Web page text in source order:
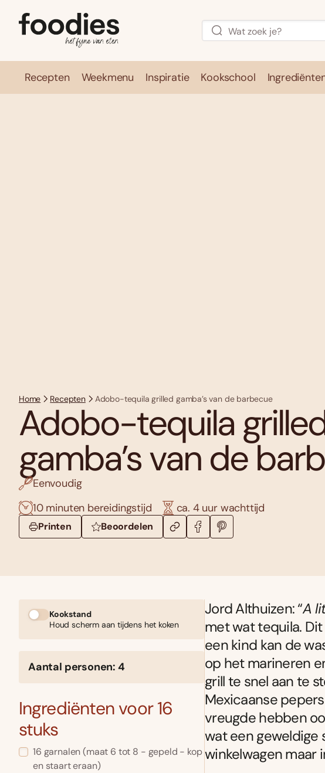
Recepten Weekmenu Inspiratie Kookschool
Home Recepten Adobo-tequila grilled gamba’s van de barbecue
Adobo-tequila
gamba’s van de
Eenvoudig
10 minuten bereidingstijd
ca. 4 uur wachttijd
Printen Beoordelen
Kookstand
Houd scherm aan tijdens het koken
Aantal personen: 4
Ingrediënten voor 16
stuks
16 garnalen (maat 6 tot 8 - gepeld - kop
en staart eraan)
Jord Althuizen: “A
met wat tequila.
een kind kan de
op het marineren
grill te snel aan te
Mexicaanse
vreugde hebben
wat een geweldige
winkelwagen maar